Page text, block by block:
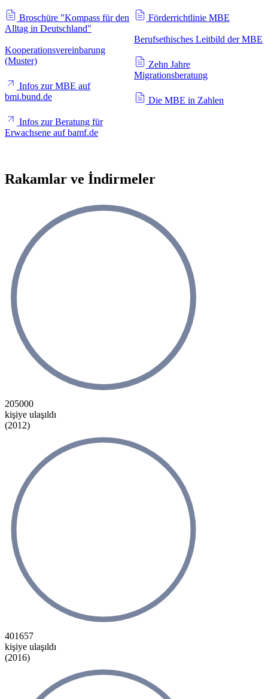
Broschüre "Kompass für den
Alltag in Deutschland"
Kooperationsvereinbarung
(Muster)
Infos zur MBE auf
bmi.bund.de
Infos zur Beratung für
Erwachsene auf bamf.de
Förderrichtlinie MBE
Berufsethisches Leitbild der MBE
Zehn Jahre
Migrationsberatung
Die MBE in Zahlen
Rakamlar ve İndirmeler
205000
kişiye ulaşıldı
(2012)
401657
kişiye ulaşıldı
(2016)